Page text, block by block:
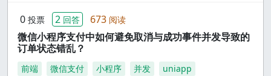
0 投票 2 回答 673 阅读
微信小程序支付中如何避免取消与成功事件并发导致的
订单状态错乱？
前端 微信支付 小程序 并发
uniapp